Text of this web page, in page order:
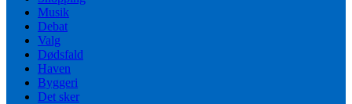
Musik
Debat
Valg
Dødsfald
Haven
Byggeri
Det sker